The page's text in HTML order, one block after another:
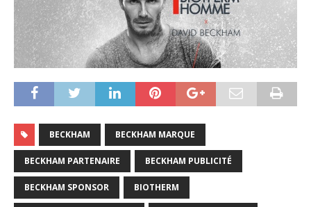
BECKHAM BECKHAM MARQUE
BECKHAM PARTENAIRE BECKHAM PUBLICITÉ
BECKHAM SPONSOR BIOTHERM